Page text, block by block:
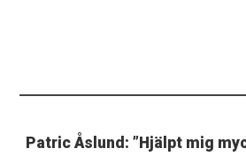
Patric Åslund: ”Hjälpt mig